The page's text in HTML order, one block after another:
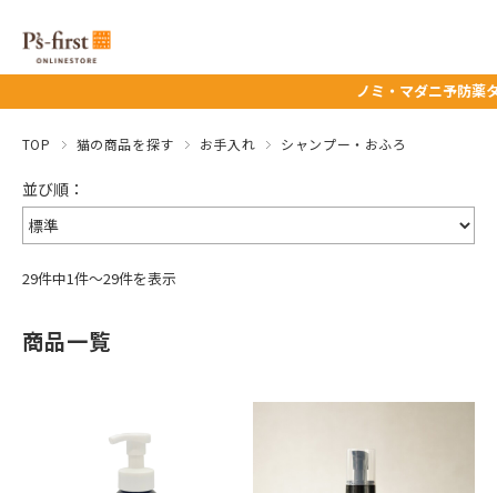
ノミ・マダニ予防薬タイムセ
TOP 猫の商品を探す お手入れ シャンプー・おふろ
29件中1件～29件を表示
商品一覧